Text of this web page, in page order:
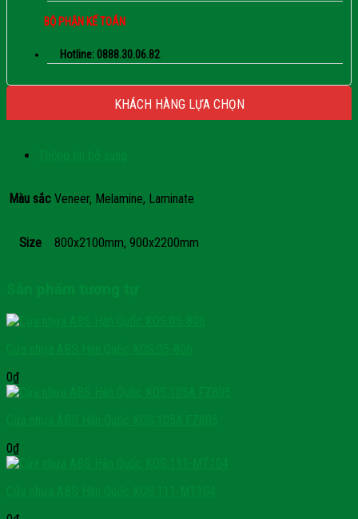
BỘ PHẬN KẾ TOÁN
Hotline: 0888.30.06.82
KHÁCH HÀNG LỰA CHỌN
Màu sắc Veneer, Melamine, Laminate
Size 800x2100mm, 900x2200mm
0₫
0₫